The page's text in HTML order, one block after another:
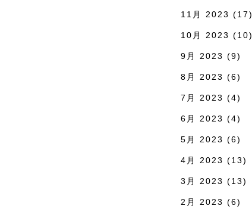
11月 2023 (17)
10月 2023 (10)
9月 2023 (9)
8月 2023 (6)
7月 2023 (4)
6月 2023 (4)
5月 2023 (6)
4月 2023 (13)
3月 2023 (13)
2月 2023 (6)